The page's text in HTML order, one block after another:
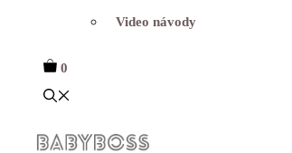
Video návody
0